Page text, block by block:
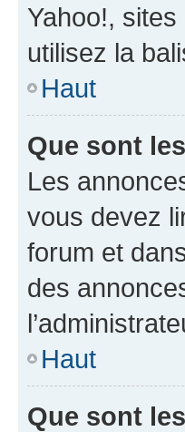
Yahoo!,
utilisez la
Haut
Que sont
Les
vous devez
forum et
des
Haut
Que sont